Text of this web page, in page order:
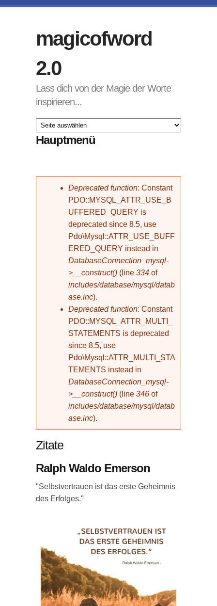
magicofword
2.0
Lass dich von der Magie der Worte
inspirieren...
Hauptmenü
Fehlermeldung
Deprecated function: Constant
PDO::MYSQL_ATTR_USE_B
UFFERED_QUERY is
deprecated since 8.5, use
Pdo\Mysql::ATTR_USE_BUFF
ERED_QUERY instead in
DatabaseConnection_mysql-
>__construct() (line 334 of
includes/database/mysql/datab
ase.inc).
Deprecated function: Constant
PDO::MYSQL_ATTR_MULTI_
STATEMENTS is deprecated
since 8.5, use
Pdo\Mysql::ATTR_MULTI_STA
TEMENTS instead in
DatabaseConnection_mysql-
>__construct() (line 346 of
includes/database/mysql/datab
ase.inc).
Zitate
Ralph Waldo Emerson
"Selbstvertrauen ist das erste Geheimnis
des Erfolges."